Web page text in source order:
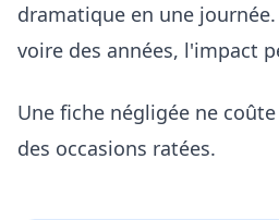
dramatique en une
voire des années, l'impact
Une fiche négligée ne
des occasions ratées.